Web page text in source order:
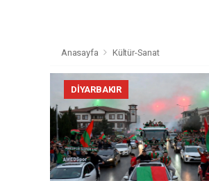
Anasayfa Kültür-Sanat
DIYARBAKIR